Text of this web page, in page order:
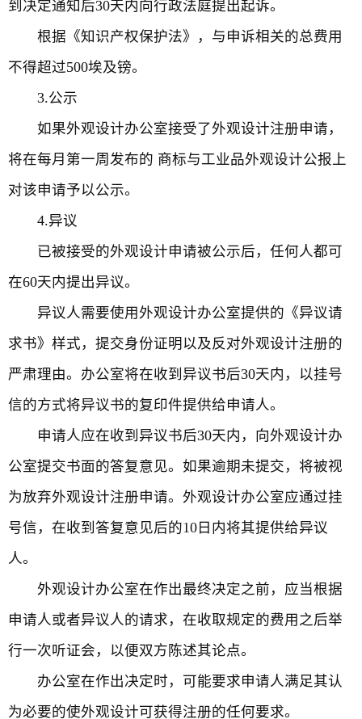
到决定通知后30天内向行政法庭提出起诉。
根据《知识产权保护法》，与申诉相关的总费用
不得超过500埃及镑。
3.公示
如果外观设计办公室接受了外观设计注册申请，
将在每月第一周发布的 商标与工业品外观设计公报上
对该申请予以公示。
4.异议
已被接受的外观设计申请被公示后，任何人都可
在60天内提出异议。
异议人需要使用外观设计办公室提供的《异议请
求书》样式，提交身份证明以及反对外观设计注册的
严肃理由。办公室将在收到异议书后30天内，以挂号
信的方式将异议书的复印件提供给申请人。
申请人应在收到异议书后30天内，向外观设计办
公室提交书面的答复意见。如果逾期未提交，将被视
为放弃外观设计注册申请。外观设计办公室应通过挂
号信，在收到答复意见后的10日内将其提供给异议
人。
外观设计办公室在作出最终决定之前，应当根据
申请人或者异议人的请求，在收取规定的费用之后举
行一次听证会，以便双方陈述其论点。
办公室在作出决定时，可能要求申请人满足其认
为必要的使外观设计可获得注册的任何要求。